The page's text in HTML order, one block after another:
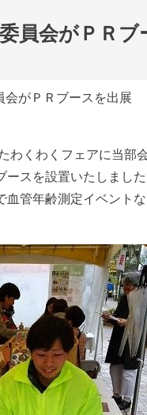
員会がＰＲブ
会がＰＲブースを出展
わくわくフェアに当部
スを設置いたしました
管年齢測定イベント